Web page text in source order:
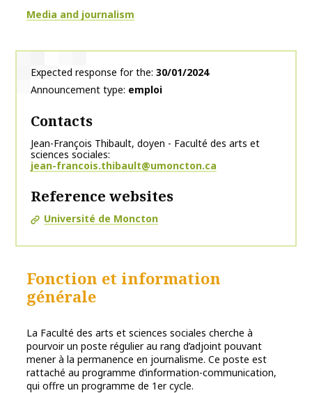
Thématiques
Media and journalism
Expected response for the 30/01/2024
Announcement type emploi
Contacts
Jean-François Thibault, doyen - Faculté des arts et
sciences sociales
jean-francois.thibault@umoncton.ca
Reference websites
Université de Moncton
Fonction et information
générale
La Faculté des arts et sciences sociales cherche à
pourvoir un poste régulier au rang d’adjoint pouvant
mener à la permanence en journalisme. Ce poste est
rattaché au programme d’information-communication,
qui offre un programme de 1er cycle.